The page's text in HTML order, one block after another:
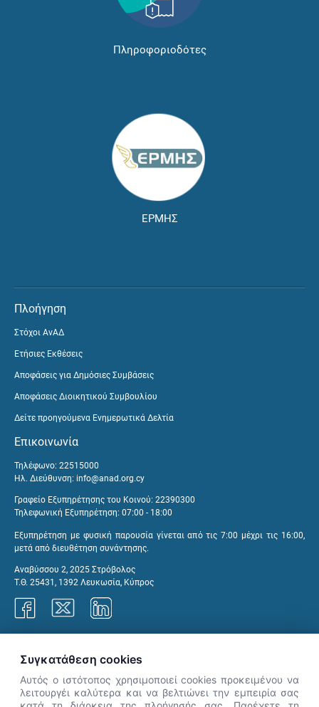
Πληροφοριοδότες
ΕΡΜΗΣ
Πλοήγηση
Στόχοι ΑνΑΔ
Ετήσιες Εκθέσεις
Αποφάσεις για Δημόσιες Συμβάσεις
Αποφάσεις Διοικητικού Συμβουλίου
Δείτε προηγούμενα Ενημερωτικά Δελτία
Επικοινωνία
Τηλέφωνο: 22515000
Ηλ. Διεύθυνση: info@anad.org.cy
Γραφείο Εξυπηρέτησης του Κοινού: 22390300
Τηλεφωνική Εξυπηρέτηση: 07:00 - 18:00
Εξυπηρέτηση με φυσική παρουσία γίνεται από τις 7:00 μέχρι τις 16:00,
μετά από διευθέτηση συνάντησης.
Αναβύσσου 2, 2025 Στρόβολος
Τ.Θ. 25431, 1392 Λευκωσία, Κύπρος
Συγκατάθεση cookies
Αυτός ο ιστότοπος χρησιμοποιεί cookies προκειμένου να
λειτουργέι καλύτερα και να βελτιώνει την εμπειρία σας